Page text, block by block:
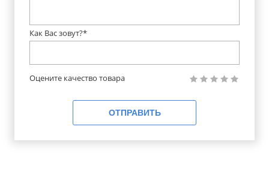
Как Вас зовут?*
Оцените качество товара
ОТПРАВИТЬ